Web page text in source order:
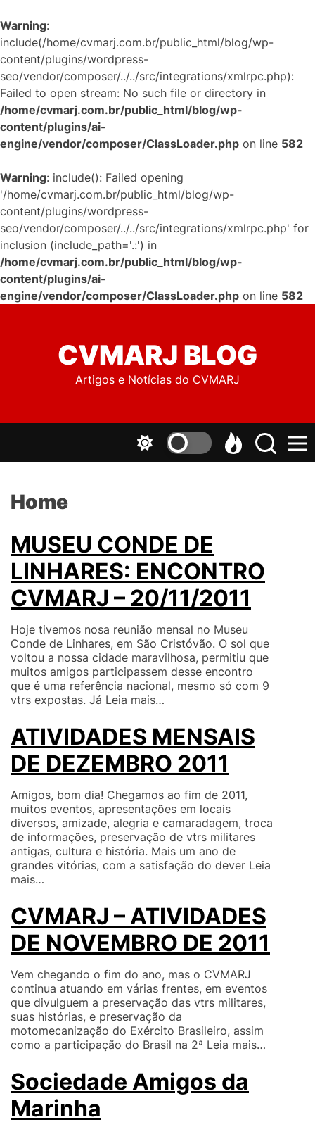
Warning:
include(/home/cvmarj.com.br/public_html/blog/wp-
content/plugins/wordpress-
seo/vendor/composer/../../src/integrations/xmlrpc.php):
Failed to open stream: No such file or directory in
/home/cvmarj.com.br/public_html/blog/wp-
content/plugins/ai-
engine/vendor/composer/ClassLoader.php on line 582
Warning: include(): Failed opening
'/home/cvmarj.com.br/public_html/blog/wp-
content/plugins/wordpress-
seo/vendor/composer/../../src/integrations/xmlrpc.php' for
inclusion (include_path='.:') in
/home/cvmarj.com.br/public_html/blog/wp-
content/plugins/ai-
engine/vendor/composer/ClassLoader.php on line 582
CVMARJ BLOG
Artigos e Notícias do CVMARJ
Home
MUSEU CONDE DE
LINHARES: ENCONTRO
CVMARJ – 20/11/2011
Hoje tivemos nosa reunião mensal no Museu
Conde de Linhares, em São Cristóvão. O sol que
voltou a nossa cidade maravilhosa, permitiu que
muitos amigos participassem desse encontro
que é uma referência nacional, mesmo só com 9
vtrs expostas. Já Leia mais…
ATIVIDADES MENSAIS
DE DEZEMBRO 2011
Amigos, bom dia! Chegamos ao fim de 2011,
muitos eventos, apresentações em locais
diversos, amizade, alegria e camaradagem, troca
de informações, preservação de vtrs militares
antigas, cultura e história. Mais um ano de
grandes vitórias, com a satisfação do dever Leia
mais…
CVMARJ – ATIVIDADES
DE NOVEMBRO DE 2011
Vem chegando o fim do ano, mas o CVMARJ
continua atuando em várias frentes, em eventos
que divulguem a preservação das vtrs militares,
suas histórias, e preservação da
motomecanização do Exército Brasileiro, assim
como a participação do Brasil na 2ª Leia mais…
Sociedade Amigos da
Marinha